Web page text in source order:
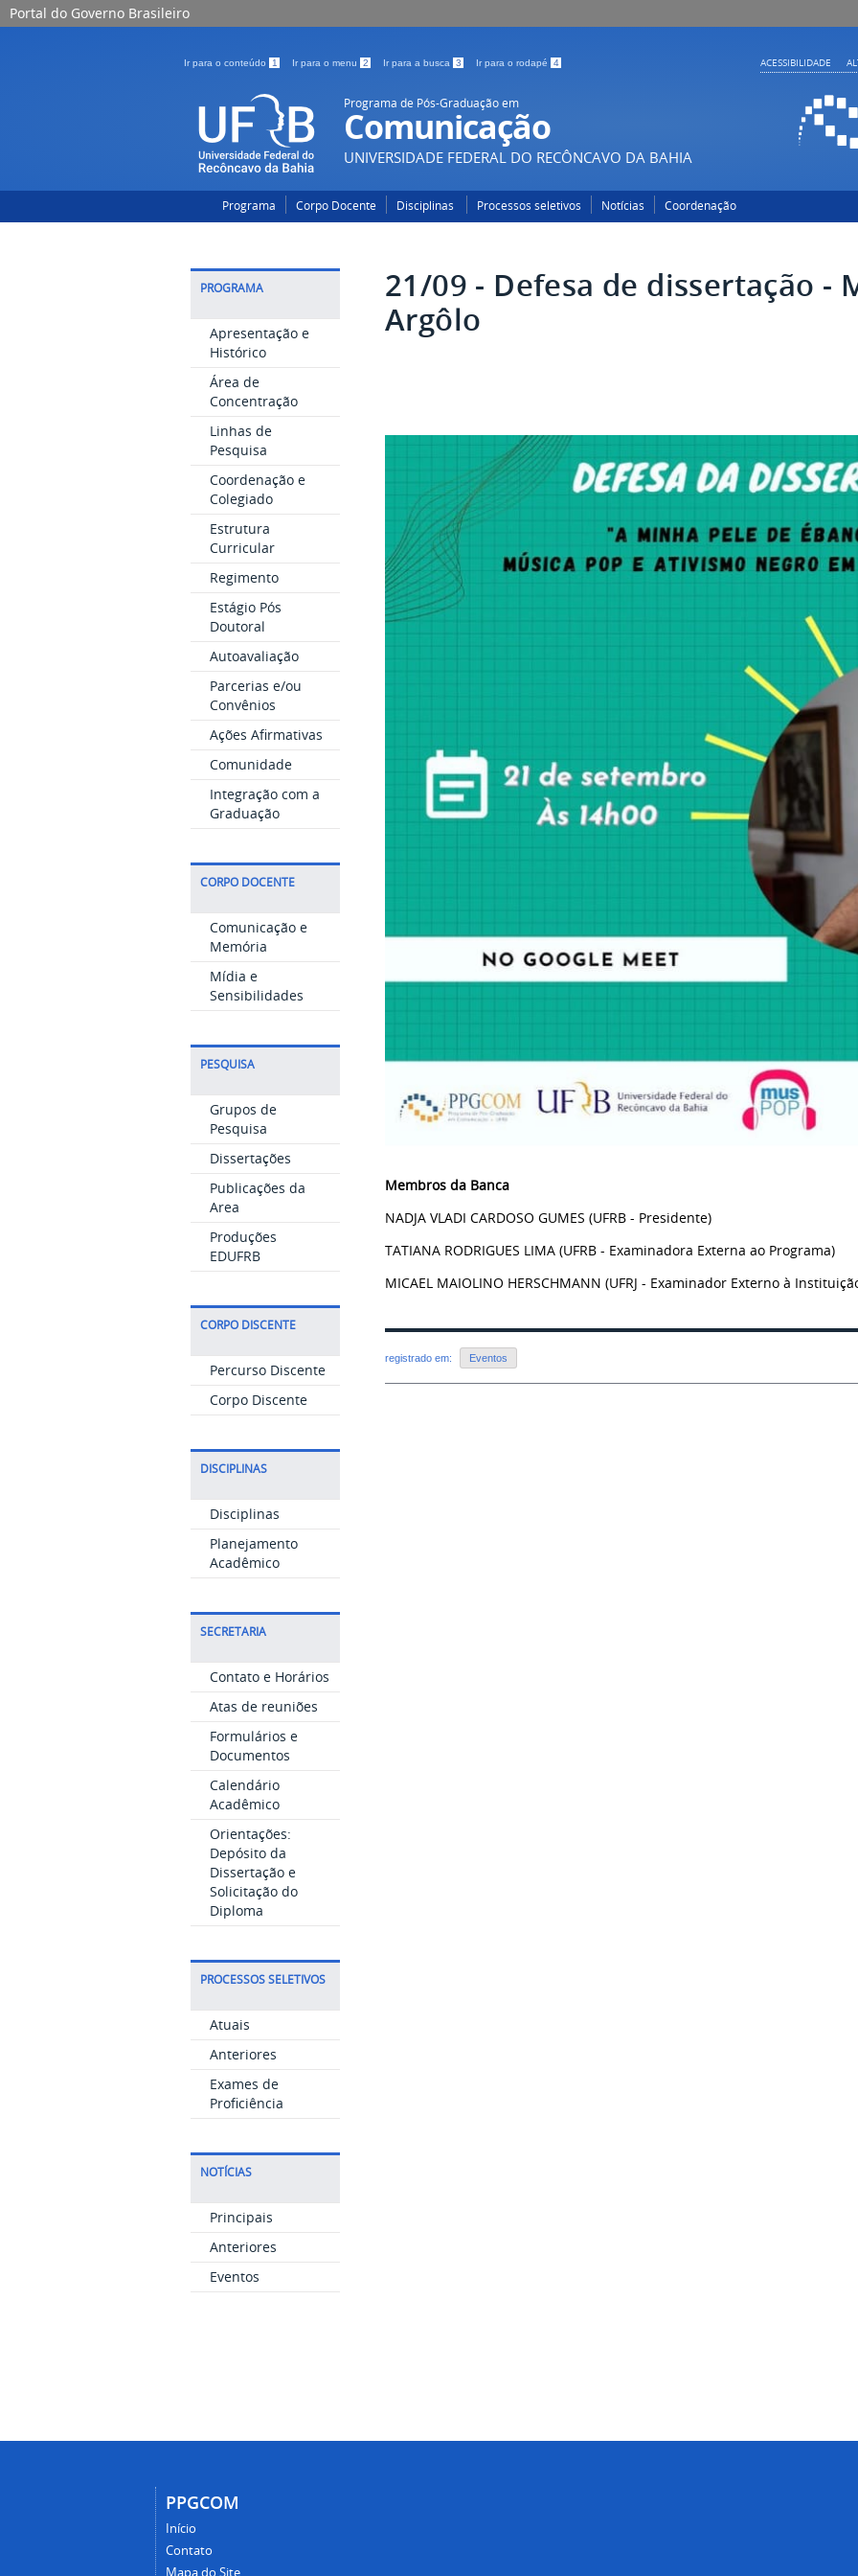
Portal do Governo Brasileiro
Ir para o conteúdo 1 Ir para o menu 2 Ir para a busca 3 Ir para o rodapé 4 ACESSIBILIDADE
Programa de Pós-Graduação em
Comunicação
UNIVERSIDADE FEDERAL DO RECÔNCAVO DA BAHIA
Programa Corpo Docente Disciplinas Processos seletivos Notícias Coordenação
PROGRAMA
Apresentação e
Histórico
Área de
Concentração
Linhas de
Pesquisa
Coordenação e
Colegiado
Estrutura
Curricular
Regimento
Estágio Pós
Doutoral
Autoavaliação
Parcerias e/ou
Convênios
Ações Afirmativas
Comunidade
Integração com a
Graduação
CORPO DOCENTE
Comunicação e
Memória
Mídia e
Sensibilidades
PESQUISA
Grupos de
Pesquisa
Dissertações
Publicações da
Area
Produções
EDUFRB
CORPO DISCENTE
Percurso Discente
Corpo Discente
DISCIPLINAS
Disciplinas
Planejamento
Acadêmico
SECRETARIA
Contato e Horários
Atas de reuniões
Formulários e
Documentos
Calendário
Acadêmico
Orientações:
Depósito da
Dissertação e
Solicitação do
Diploma
PROCESSOS SELETIVOS
Atuais
Anteriores
Exames de
Proficiência
NOTÍCIAS
Principais
Anteriores
Eventos
21/09 - Defesa de dissertação -
Argôlo
Membros da Banca
NADJA VLADI CARDOSO GUMES (UFRB - Presidente)
TATIANA RODRIGUES LIMA (UFRB - Examinadora Externa ao Programa)
MICAEL MAIOLINO HERSCHMANN (UFRJ - Examinador Externo à
registrado em: Eventos
PPGCOM
Início
Contato
Mapa do Site